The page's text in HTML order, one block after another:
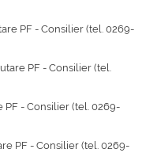
PF - Consilier (tel. 0269-
PF - Consilier (tel.
PF - Consilier (tel. 0269-
PF - Consilier (tel. 0269-